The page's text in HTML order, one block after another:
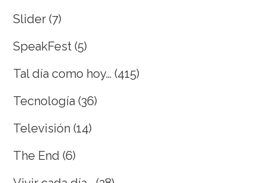
Slider (7)
SpeakFest (5)
Tal día como hoy… (415)
Tecnología (36)
Televisión (14)
The End (6)